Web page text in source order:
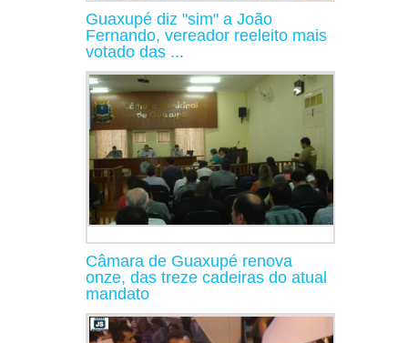
Guaxupé diz "sim" a João
Fernando, vereador reeleito mais
votado das ...
Câmara de Guaxupé renova
onze, das treze cadeiras do atual
mandato